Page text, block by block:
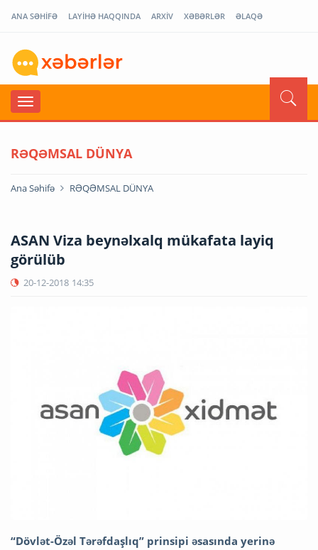
ANA SƏHİFƏ LAYİHƏ HAQQINDA ARXİV XƏBƏRLƏR ƏLAQƏ
RƏQƏMSAL DÜNYA
Ana Səhifə RƏQƏMSAL DÜNYA
ASAN Viza beynəlxalq mükafata layiq
görülüb
20-12-2018 14:35
“Dövlət-Özəl Tərəfdaşlıq” prinsipi əsasında yerinə